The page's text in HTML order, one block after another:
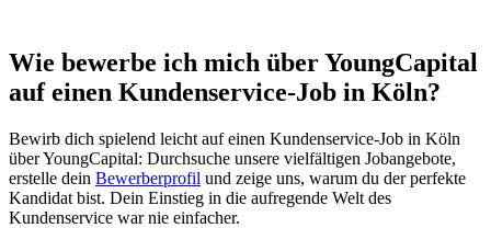
Wie bewerbe ich mich über YoungCapital
auf einen Kundenservice-Job in Köln?
Bewirb dich spielend leicht auf einen Kundenservice-Job in Köln
über YoungCapital: Durchsuche unsere vielfältigen Jobangebote,
erstelle dein Bewerberprofil und zeige uns, warum du der perfekte
Kandidat bist. Dein Einstieg in die aufregende Welt des
Kundenservice war nie einfacher.